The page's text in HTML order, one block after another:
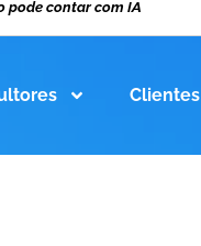
pode contar com IA
Clientes